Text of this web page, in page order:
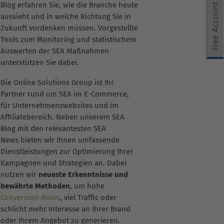
Blog erfahren Sie, wie die Branche heute
aussieht und in welche Richtung Sie in
Zukunft vordenken müssen. Vorgestellte
Tools zum Monitoring und statistischem
Auswerten der SEA Maßnahmen
unterstützen Sie dabei.
Die Online Solutions Group ist Ihr
Partner rund um SEA im E-Commerce,
für Unternehmenswebsites und im
Affiliatebereich. Neben unserem SEA
Blog mit den relevantesten SEA
News bieten wir Ihnen umfassende
Dienstleistungen zur Optimierung Ihrer
Kampagnen und Strategien an. Dabei
nutzen wir neueste Erkenntnisse und
bewährte Methoden, um hohe
Conversion-Rates, viel Traffic oder
schlicht mehr Interesse an Ihrer Brand
oder Ihrem Angebot zu generieren.
Free Account
erteilt werden kann. Die erste Service-